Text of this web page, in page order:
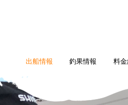
出船情報 釣果情報 料